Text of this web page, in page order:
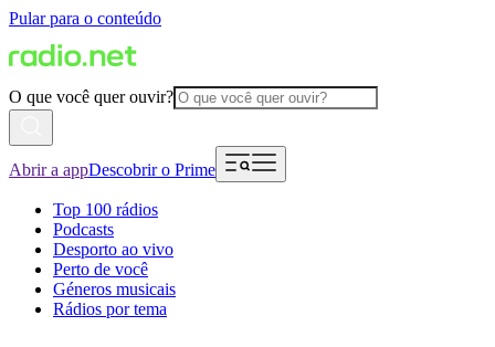
Pular para o conteúdo
O que você quer ouvir?
Abrir a appDescobrir o Prime
Top 100 rádios
Podcasts
Desporto ao vivo
Perto de você
Géneros musicais
Rádios por tema